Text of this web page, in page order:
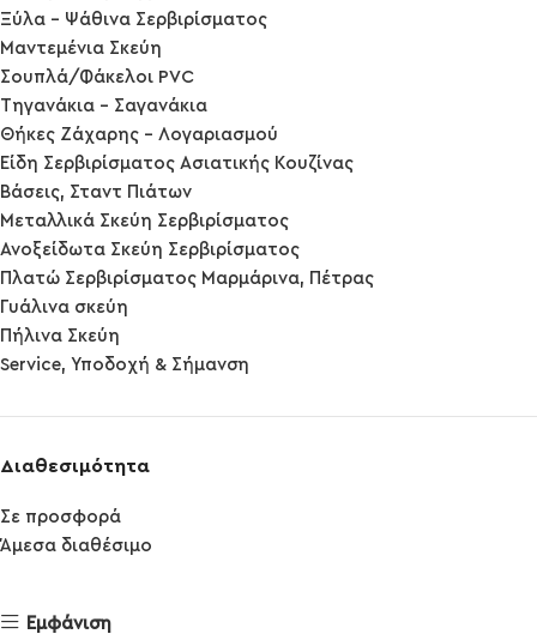
Ξύλα - Ψάθινα Σερβιρίσματος
Μαντεμένια Σκεύη
Σουπλά/Φάκελοι PVC
Τηγανάκια - Σαγανάκια
Θήκες Ζάχαρης - Λογαριασμού
Είδη Σερβιρίσματος Ασιατικής Κουζίνας
Βάσεις, Σταντ Πιάτων
Μεταλλικά Σκεύη Σερβιρίσματος
Ανοξείδωτα Σκεύη Σερβιρίσματος
Πλατώ Σερβιρίσματος Μαρμάρινα, Πέτρας
Γυάλινα σκεύη
Πήλινα Σκεύη
Service, Υποδοχή & Σήμανση
Διαθεσιμότητα
Σε προσφορά
Άμεσα διαθέσιμο
Εμφάνιση